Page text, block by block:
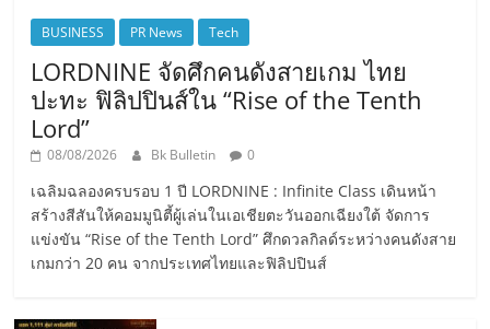
BUSINESS PR News Tech
LORDNINE จัดศึกคนดังสายเกม ไทย
ปะทะ ฟิลิปปินส์ใน “Rise of the Tenth
Lord”
08/08/2026 Bk Bulletin 0
เฉลิมฉลองครบรอบ 1 ปี LORDNINE : Infinite Class เดินหน้า
สร้างสีสันให้คอมมูนิตี้ผู้เล่นในเอเชียตะวันออกเฉียงใต้ จัดการ
แข่งขัน “Rise of the Tenth Lord” ศึกดวลกิลด์ระหว่างคนดังสาย
เกมกว่า 20 คน จากประเทศไทยและฟิลิปปินส์